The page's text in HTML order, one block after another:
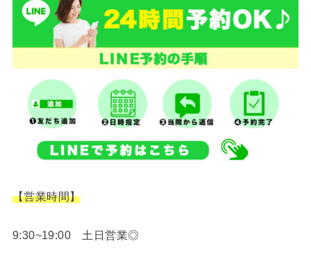
【営業時間】
9:30~19:00 土日営業◎